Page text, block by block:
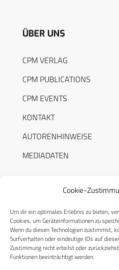
Cookie-
Um dir ein optimales Erlebnis zu bieten,
Cookies, um Geräteinformationen zu
Wenn du diesen Technologien zustimmst,
Surfverhalten oder eindeutige IDs auf
Zustimmung nicht erteilst oder
Funktionen beeinträchtigt werden.
ÜBER UNS
CPM VERLAG
CPM PUBLICATIONS
CPM EVENTS
KONTAKT
AUTORENHINWEISE
MEDIADATEN
RECHTLICHES
Datenschutzerklärung
Cookie-Richtlinie (EU)